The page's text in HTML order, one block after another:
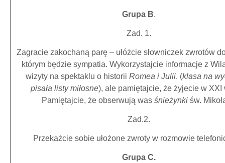
Grupa B.
Zad. 1.
Zagracie zakochaną parę – ułóżcie słowniczek zwrotów
którym będzie sympatia. Wykorzystajcie informacje z
wizyty na spektaklu o historii Romea i Julii. (klasa na
pisała listy miłosne), ale pamiętajcie, że żyjecie w XXI
Pamiętajcie, że obserwują was śnieżynki św.
Zad.2.
Przekażcie sobie ułożone zwroty w rozmowie
Grupa C.